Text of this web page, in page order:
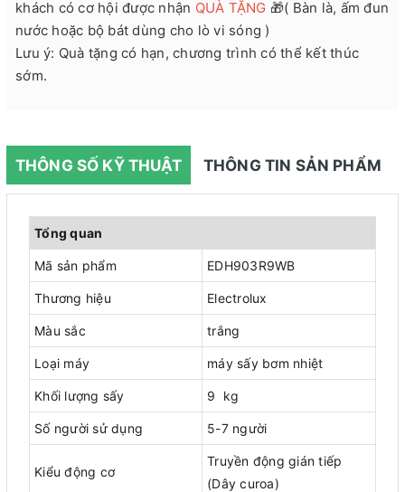
khách có cơ hội được nhận QUÀ TẶNG 🎁( Bàn là, ấm đun
nước hoặc bộ bát dùng cho lò vi sóng )
Lưu ý: Quà tặng có hạn, chương trình có thể kết thúc
sớm.
THÔNG SỐ KỸ THUẬT THÔNG TIN SẢN PHẨM
Tổng quan
Mã sản phẩm EDH903R9WB
Thương hiệu Electrolux
Màu sắc trắng
Loại máy máy sấy bơm nhiệt
Khối lượng sấy 9 kg
Số người sử dụng 5-7 người
Kiểu động cơ
Truyền động gián tiếp
(Dây curoa)